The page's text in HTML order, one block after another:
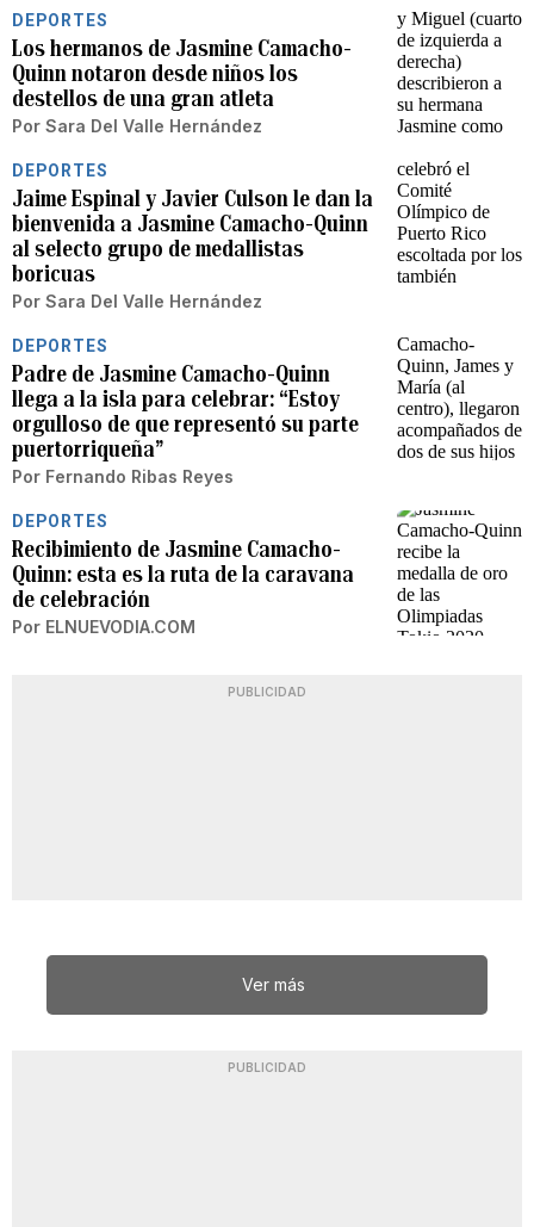
DEPORTES
Los hermanos de Jasmine Camacho-
Quinn notaron desde niños los
destellos de una gran atleta
Por Sara Del Valle Hernández
DEPORTES
Jaime Espinal y Javier Culson le dan la
bienvenida a Jasmine Camacho-Quinn
al selecto grupo de medallistas
boricuas
Por Sara Del Valle Hernández
DEPORTES
Padre de Jasmine Camacho-Quinn
llega a la isla para celebrar: “Estoy
orgulloso de que representó su parte
puertorriqueña”
Por Fernando Ribas Reyes
DEPORTES
Recibimiento de Jasmine Camacho-
Quinn: esta es la ruta de la caravana
de celebración
Por ELNUEVODIA.COM
PUBLICIDAD
Ver más
PUBLICIDAD